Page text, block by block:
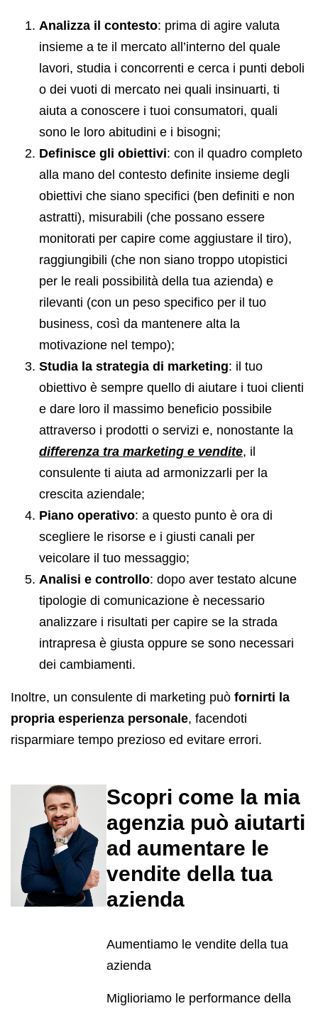
Analizza il contesto: prima di agire valuta
insieme a te il mercato all’interno del quale
lavori, studia i concorrenti e cerca i punti deboli
o dei vuoti di mercato nei quali insinuarti, ti
aiuta a conoscere i tuoi consumatori, quali
sono le loro abitudini e i bisogni;
Definisce gli obiettivi: con il quadro completo
alla mano del contesto definite insieme degli
obiettivi che siano specifici (ben definiti e non
astratti), misurabili (che possano essere
monitorati per capire come aggiustare il tiro),
raggiungibili (che non siano troppo utopistici
per le reali possibilità della tua azienda) e
rilevanti (con un peso specifico per il tuo
business, così da mantenere alta la
motivazione nel tempo);
Studia la strategia di marketing: il tuo
obiettivo è sempre quello di aiutare i tuoi clienti
e dare loro il massimo beneficio possibile
attraverso i prodotti o servizi e, nonostante la
differenza tra marketing e vendite, il
consulente ti aiuta ad armonizzarli per la
crescita aziendale;
Piano operativo: a questo punto è ora di
scegliere le risorse e i giusti canali per
veicolare il tuo messaggio;
Analisi e controllo: dopo aver testato alcune
tipologie di comunicazione è necessario
analizzare i risultati per capire se la strada
intrapresa è giusta oppure se sono necessari
dei cambiamenti.
Inoltre, un consulente di marketing può fornirti la
propria esperienza personale, facendoti
risparmiare tempo prezioso ed evitare errori.
Scopri come la mia
agenzia può aiutarti
ad aumentare le
vendite della tua
azienda
Aumentiamo le vendite della tua
azienda
Miglioriamo le performance della